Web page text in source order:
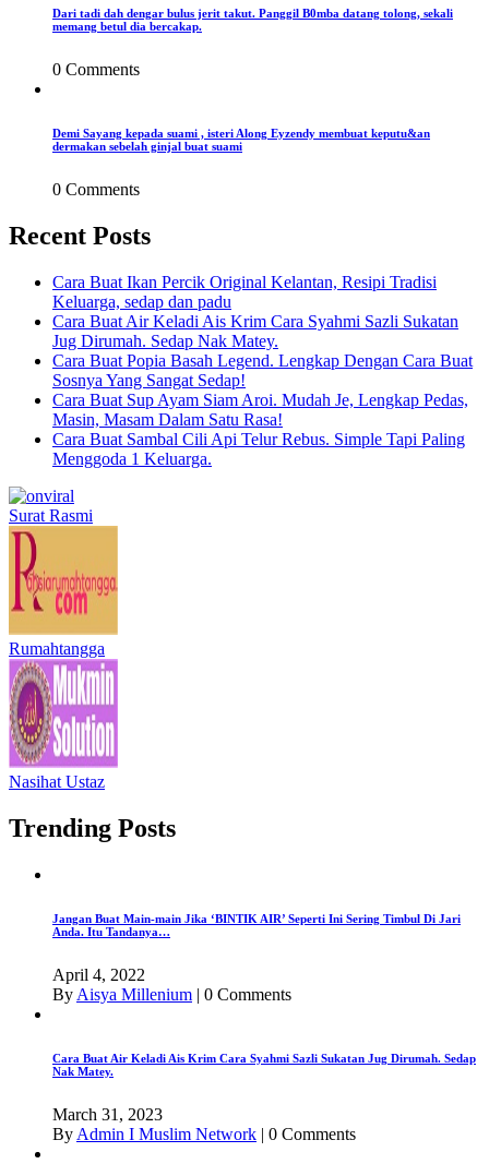
Dari tadi dah dengar bulus jerit takut. Panggil B0mba datang tolong, sekali
memang betul dia bercakap.
0 Comments
Demi Sayang kepada suami , isteri Along Eyzendy membuat keputu&an
dermakan sebelah ginjal buat suami
0 Comments
Recent Posts
Cara Buat Ikan Percik Original Kelantan, Resipi Tradisi
Keluarga, sedap dan padu
Cara Buat Air Keladi Ais Krim Cara Syahmi Sazli Sukatan
Jug Dirumah. Sedap Nak Matey.
Cara Buat Popia Basah Legend. Lengkap Dengan Cara Buat
Sosnya Yang Sangat Sedap!
Cara Buat Sup Ayam Siam Aroi. Mudah Je, Lengkap Pedas,
Masin, Masam Dalam Satu Rasa!
Cara Buat Sambal Cili Api Telur Rebus. Simple Tapi Paling
Menggoda 1 Keluarga.
Surat Rasmi
Rumahtangga
Nasihat Ustaz
Trending Posts
Jangan Buat Main-main Jika ‘BINTIK AIR’ Seperti Ini Sering Timbul Di Jari
Anda. Itu Tandanya…
April 4, 2022
By Aisya Millenium | 0 Comments
Cara Buat Air Keladi Ais Krim Cara Syahmi Sazli Sukatan Jug Dirumah. Sedap
Nak Matey.
March 31, 2023
By Admin I Muslim Network | 0 Comments